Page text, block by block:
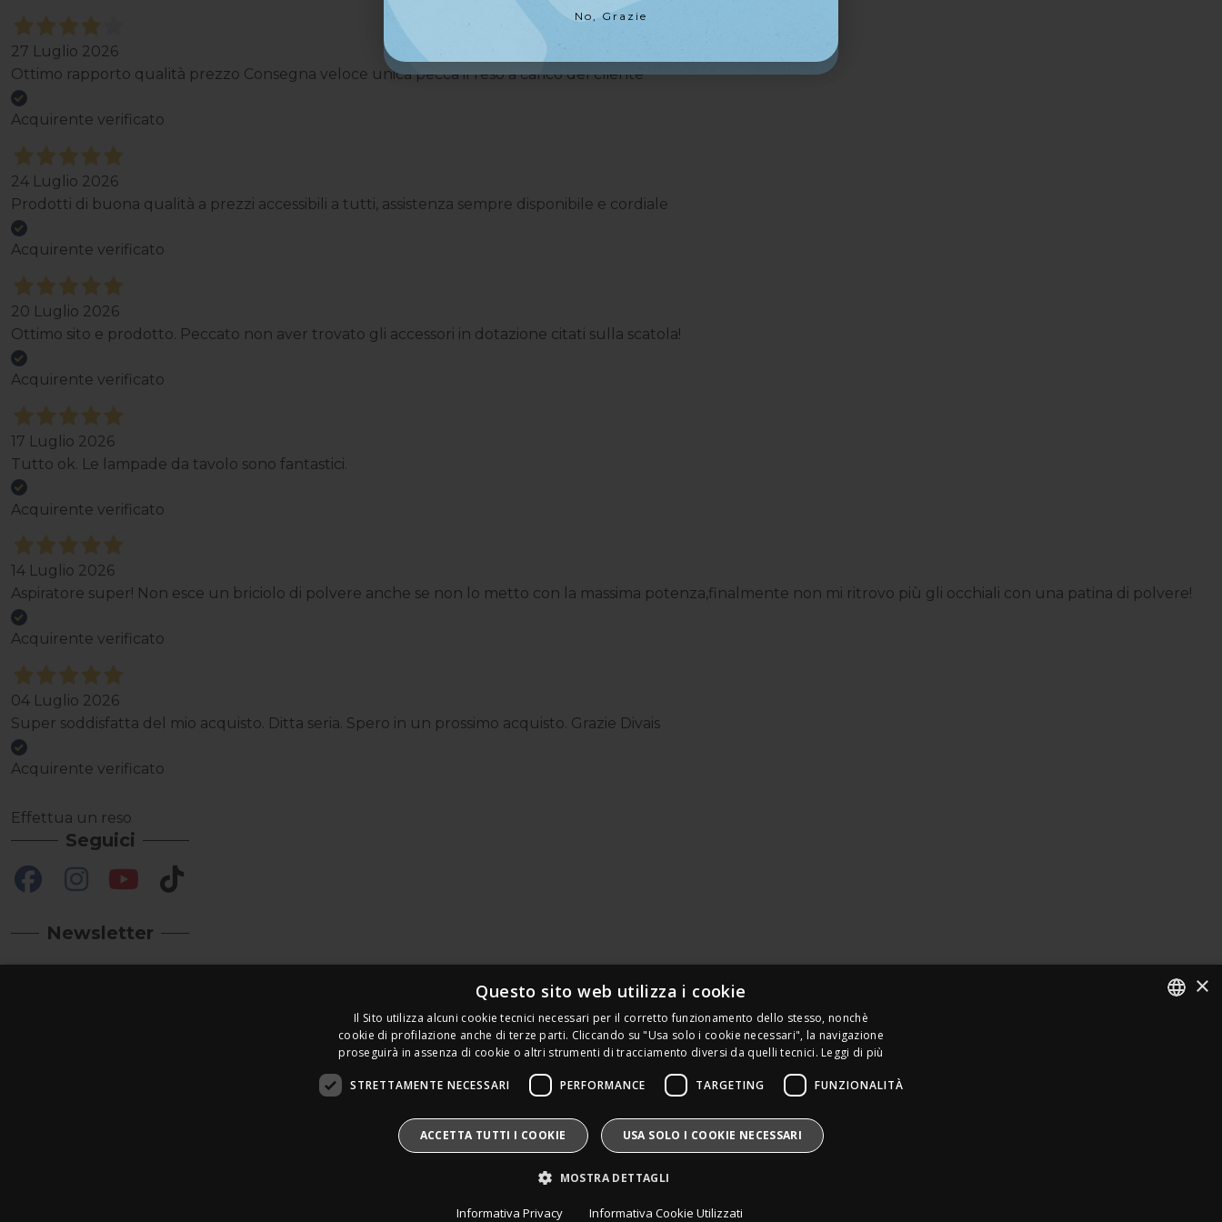
27 Luglio 2026
Ottimo rapporto qualità prezzo Consegna veloce unica pecca il reso a carico del cliente
Acquirente verificato
24 Luglio 2026
Prodotti di buona qualità a prezzi accessibili a tutti, assistenza sempre disponibile e cordiale
Acquirente verificato
20 Luglio 2026
Ottimo sito e prodotto. Peccato non aver trovato gli accessori in dotazione citati sulla scatola!
Acquirente verificato
17 Luglio 2026
Tutto ok. Le lampade da tavolo sono fantastici.
Acquirente verificato
14 Luglio 2026
Aspiratore super! Non esce un briciolo di polvere anche se non lo metto con la massima potenza,finalmente non mi ritrovo più gli occhiali con una patina di polvere!
Acquirente verificato
04 Luglio 2026
Super soddisfatta del mio acquisto. Ditta seria. Spero in un prossimo acquisto. Grazie Divais
Acquirente verificato
Effettua un reso
Seguici
Newsletter
Leds Electronics di Stabile Dario
Via Annamaria Ortese 33 - 80144 Napoli
09209531210 |
NA1016058
Mail:Info@divais.itTelefono:08118098352
Pec:ledselectronics@pec.it
Iscritto al consorzio ECOEM:
Pile e Accumulatori:IT25020P00010268
Divais®è un marchio registrato.
×
Questo sito web utilizza i cookie
Il Sito utilizza alcuni cookie tecnici necessari per il corretto funzionamento dello stesso, nonchè
cookie di profilazione anche di terze parti. Cliccando su "Usa solo i cookie necessari", la navigazione
proseguirà in assenza di cookie o altri strumenti di tracciamento diversi da quelli tecnici. Leggi di più
STRETTAMENTE NECESSARI PERFORMANCE TARGETING FUNZIONALITÀ
ACCETTA TUTTI I COOKIE USA SOLO I COOKIE NECESSARI
MOSTRA DETTAGLI
Informativa Privacy Informativa Cookie Utilizzati
No, Grazie